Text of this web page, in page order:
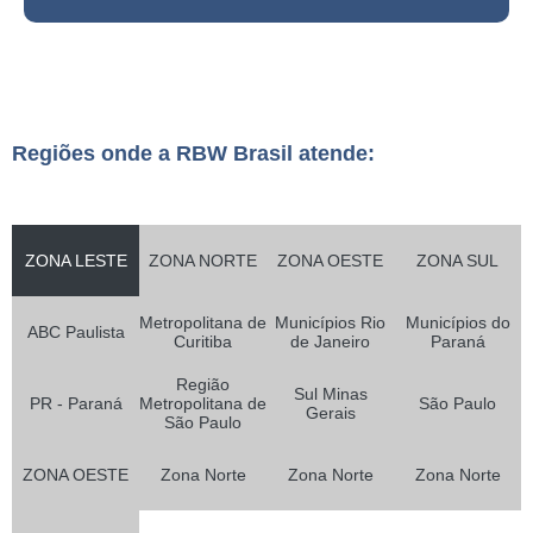
Regiões onde a RBW Brasil atende:
ZONA LESTE ZONA NORTE ZONA OESTE ZONA SUL
ABC Paulista
Metropolitana de
Curitiba
Municípios Rio
de Janeiro
Municípios do
Paraná
PR - Paraná
Região
Metropolitana de
São Paulo
Sul Minas
Gerais
São Paulo
ZONA OESTE Zona Norte Zona Norte Zona Norte